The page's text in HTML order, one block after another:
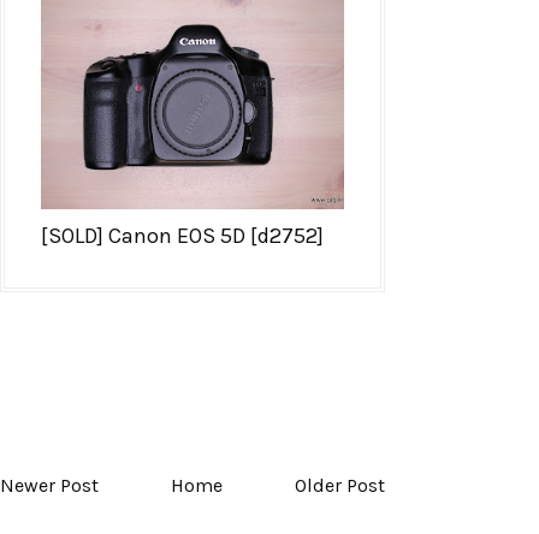
[SOLD] Canon EOS 5D [d2752]
Newer Post Home Older Post